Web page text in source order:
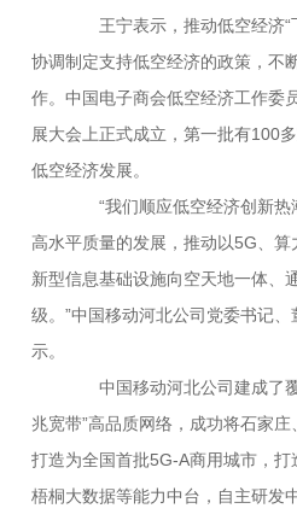
王宁表示，推动低空经济“
协调制定支持低空经济的政策，不
作。中国电子商会低空经济工作委
展大会上正式成立，第一批有100
低空经济发展。
“我们顺应低空经济创新热
高水平质量的发展，推动以5G、
新型信息基础设施向空天地一体、
级。”中国移动河北公司党委书记
示。
中国移动河北公司建成了覆
兆宽带”高品质网络，成功将石家
打造为全国首批5G-A商用城市，打
梧桐大数据等能力中台，自主研发